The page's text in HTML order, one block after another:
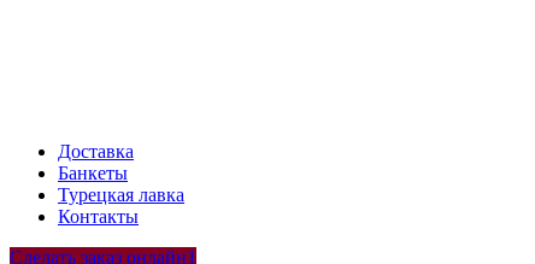
Доставка
Банкеты
Турецкая лавка
Контакты
Сделать заказ онлайн1